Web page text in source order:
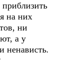
на них
ни
а у
ненависть.